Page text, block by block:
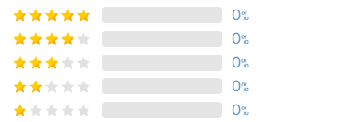
0%
0%
0%
0%
0%